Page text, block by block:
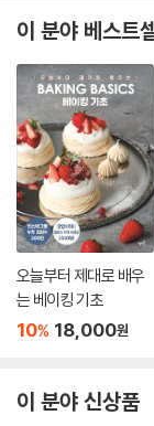
이 분야 베스트
오늘부터 제대로 배우
는 베이킹 기초
10% 18,000원
이 분야 신상품